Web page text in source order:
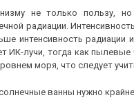
не только пользу,
радиации.
интенсивность радиации
ИК-лучи, тогда как
моря, что следует
ванны нужно